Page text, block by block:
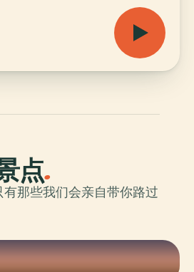
点.
那些我们会亲自带你路过